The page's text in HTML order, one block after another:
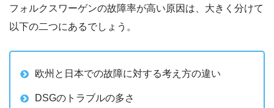
フォルクスワーゲンの故障率が高い原因は、大きく分けて
以下の二つにあるでしょう。
欧州と日本での故障に対する考え方の違い
DSGのトラブルの多さ